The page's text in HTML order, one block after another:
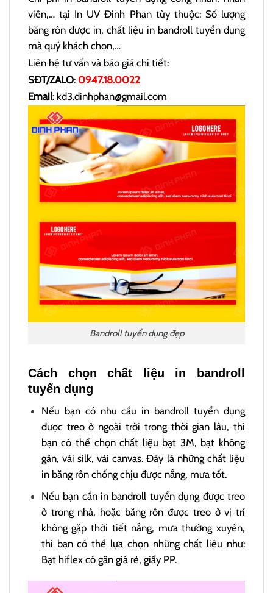
viên,… tại In UV Đinh Phan tùy thuộc: Số lượng
băng rôn được in, chất liệu in bandroll tuyển dụng
mà quý khách chọn,…
Liên hệ tư vấn và báo giá chi tiết:
SĐT/ZALO: 0947.18.0022
Email: kd3.dinhphan@gmail.com
Bandroll tuyển dụng đẹp
Cách chọn chất liệu in bandroll
tuyển dụng
Nếu bạn có nhu cầu in bandroll tuyển dụng
được treo ở ngoài trời trong thời gian lâu, thì
bạn có thể chọn chất liệu bạt 3M, bạt không
gân, vải silk, vải canvas. Đây là những chất liệu
in băng rôn chống chịu được nắng, mưa tốt.
Nếu bạn cần in bandroll tuyển dụng được treo
ở trong nhà, hoặc băng rôn được treo ở vị trí
không gặp thời tiết nắng, mưa thường xuyên,
thì bạn có thể lựa chọn những chất liệu như:
Bạt hiflex có gân giá rẻ, giấy PP.